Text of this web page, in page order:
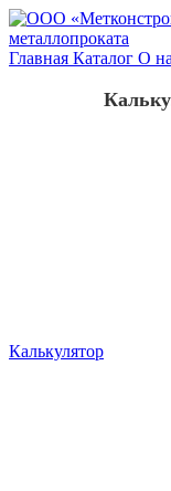
Главная Каталог О
Калькулятор